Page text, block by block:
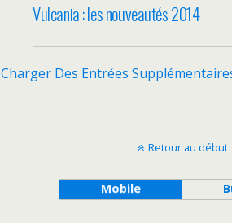
Vulcania : les nouveautés 2014
Charger Des Entrées
Retour au début
Mobile